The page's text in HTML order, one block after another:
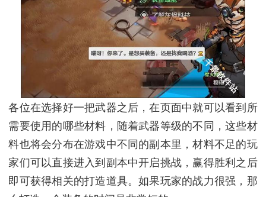
各位在选择好一把武器之后，在页面中就可以看到所
需要使用的哪些材料，随着武器等级的不同，这些材
料也将会分布在游戏中不同的副本里，材料不足的玩
家们可以直接进入到副本中开启挑战，赢得胜利之后
即可获得相关的打造道具。如果玩家的战力很强，那